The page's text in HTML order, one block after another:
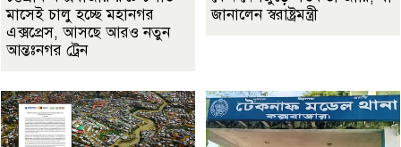
মাসেই চালু হচ্ছে মহানগর
এক্সপ্রেস, আসছে আরও নতুন
আন্তঃনগর ট্রেন
জানালেন স্বরাষ্ট্রমন্ত্রী